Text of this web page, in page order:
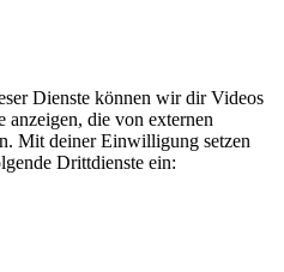
Dienste können wir dir Videos
anzeigen, die von externen
Mit deiner Einwilligung setzen
Drittdienste ein: